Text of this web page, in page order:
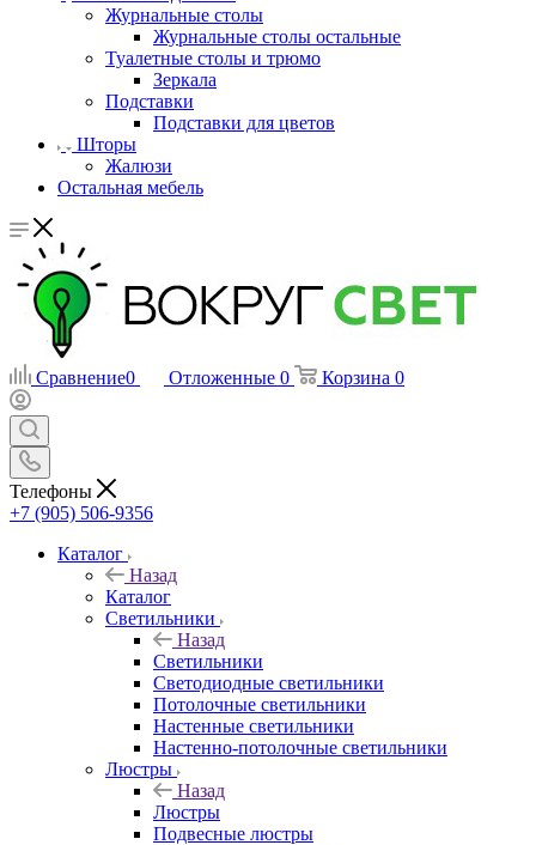
Журнальные столы
Журнальные столы остальные
Туалетные столы и трюмо
Зеркала
Подставки
Подставки для цветов
Шторы
Жалюзи
Остальная мебель
Сравнение0 Отложенные 0 Корзина 0
Телефоны
+7 (905) 506-9356
Каталог
Назад
Каталог
Светильники
Назад
Светильники
Светодиодные светильники
Потолочные светильники
Настенные светильники
Настенно-потолочные светильники
Люстры
Назад
Люстры
Подвесные люстры